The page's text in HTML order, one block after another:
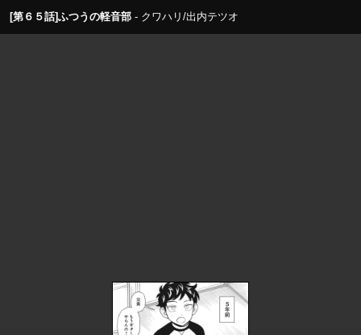
[第６５話]ふつうの軽音部 クワハリ/出内テツオ